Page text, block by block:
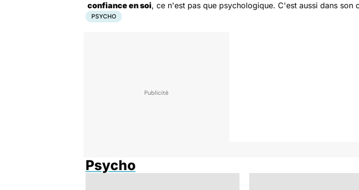
confiance en soi, ce n'est pas que psychologique. C'est aussi dans son
PSYCHO
Psycho